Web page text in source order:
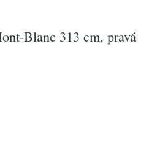
Blanc 313 cm, pravá